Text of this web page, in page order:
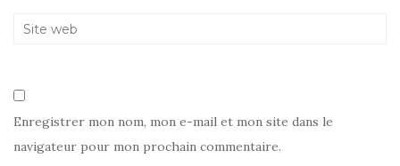
Enregistrer mon nom, mon e-mail et mon site dans le
navigateur pour mon prochain commentaire.